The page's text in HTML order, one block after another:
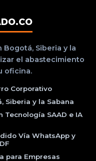
Siberia y la
el abastecimiento
oficina.
Corporativo
Siberia y la Sabana
SAAD e IA
Vía WhatsApp y
para Empresas